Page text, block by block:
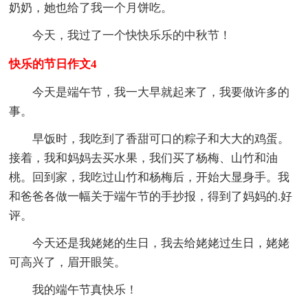
奶奶，她也给了我一个月饼吃。
今天，我过了一个快快乐乐的中秋节！
快乐的节日作文4
今天是端午节，我一大早就起来了，我要做许多的
事。
早饭时，我吃到了香甜可口的粽子和大大的鸡蛋。
接着，我和妈妈去买水果，我们买了杨梅、山竹和油
桃。回到家，我吃过山竹和杨梅后，开始大显身手。我
和爸爸各做一幅关于端午节的手抄报，得到了妈妈的.好
评。
今天还是我姥姥的生日，我去给姥姥过生日，姥姥
可高兴了，眉开眼笑。
我的端午节真快乐！